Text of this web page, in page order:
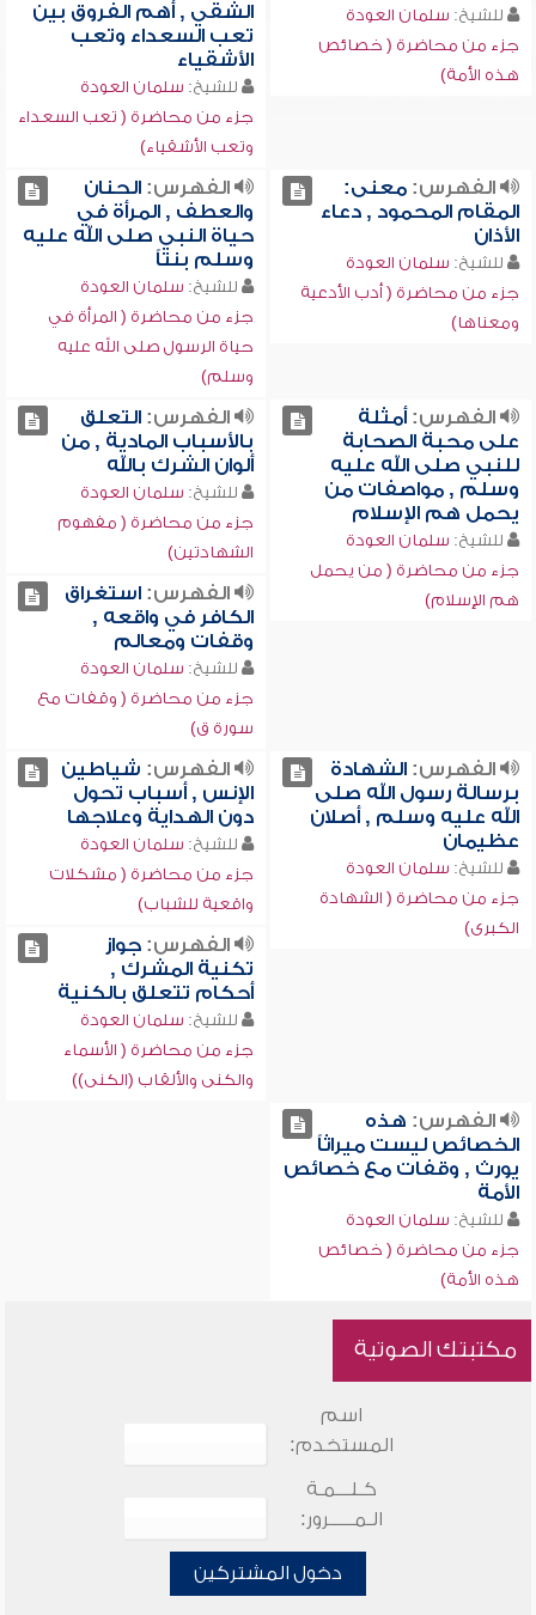
للشيخ: سلمان العودة
جزء من محاضرة ( خصائص
هذه الأمة)
الشقي , أهم الفروق بين
تعب السعداء وتعب
الأشقياء
للشيخ: سلمان العودة
جزء من محاضرة ( تعب السعداء
وتعب الأشقياء)
الفهرس:معنى:
المقام المحمود , دعاء
الأذان
للشيخ: سلمان العودة
جزء من محاضرة ( أدب الأدعية
ومعناها)
الفهرس:الحنان
والعطف , المرأة في
حياة النبي صلى الله عليه
وسلم بنتاً
للشيخ: سلمان العودة
جزء من محاضرة ( المرأة في
حياة الرسول صلى الله عليه
وسلم)
الفهرس:أمثلة
على محبة الصحابة
للنبي صلى الله عليه
وسلم , مواصفات من
يحمل هم الإسلام
للشيخ: سلمان العودة
جزء من محاضرة ( من يحمل
هم الإسلام)
الفهرس:التعلق
بالأسباب المادية , من
ألوان الشرك بالله
للشيخ: سلمان العودة
جزء من محاضرة ( مفهوم
الشهادتين)
الفهرس:استغراق
الكافر في واقعه ,
وقفات ومعالم
للشيخ: سلمان العودة
جزء من محاضرة ( وقفات مع
سورة ق)
الفهرس:الشهادة
برسالة رسول الله صلى
الله عليه وسلم , أصلان
عظيمان
للشيخ: سلمان العودة
جزء من محاضرة ( الشهادة
الكبرى)
الفهرس: شياطين
الإنس , أسباب تحول
دون الهداية وعلاجها
للشيخ: سلمان العودة
جزء من محاضرة ( مشكلات
واقعية للشباب)
الفهرس:جواز
تكنية المشرك ,
أحكام تتعلق بالكنية
للشيخ: سلمان العودة
جزء من محاضرة ( الأسماء
والكنى والألقاب (الكنى))
الفهرس: هذه
الخصائص ليست ميراثاً
يورث , وقفات مع خصائص
الأمة
للشيخ: سلمان العودة
جزء من محاضرة ( خصائص
هذه الأمة)
مكتبتك الصوتية
اسم
المستخدم:
كـلـــمـة
الـمـــــرور:
دخول المشتركين